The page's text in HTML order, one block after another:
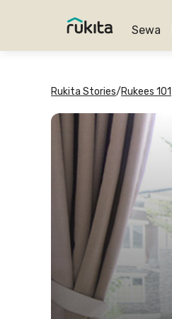
Sewa
Rukita Stories/Rukees 101